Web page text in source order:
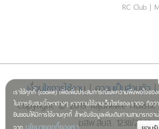
เราใช้คุกกี้ (cookie) เพื่อเพิ่มประสบการณ์และความพึงพอใจขอ
ในการรับชมเนื้อหาต่างๆ หากท่านใช้งานเว็บไซต์ของเราต่อ ถือว่
ยินยอมให้มีการใช้งานคุกกี้ สำหรับข้อมูลเพิ่มเติมท่านสามารถอ่า
RC Club |
เงื่อนไขการใช้งาน|ความเป็นส่วนตัว
Copyright © 2019 Rajdhevee Holistic
ฆสพ.สบส. 1238/2562